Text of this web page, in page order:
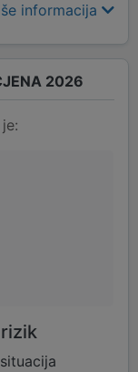
informacija
2026